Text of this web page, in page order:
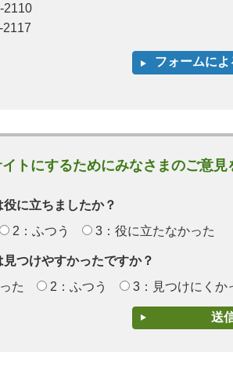
2110
2117
トにするためにみなさまのご意
に立ちましたか？
2：ふつう 3：役に立たなかった
つけやすかったですか？
た
2：ふつう 3：見つけにくか